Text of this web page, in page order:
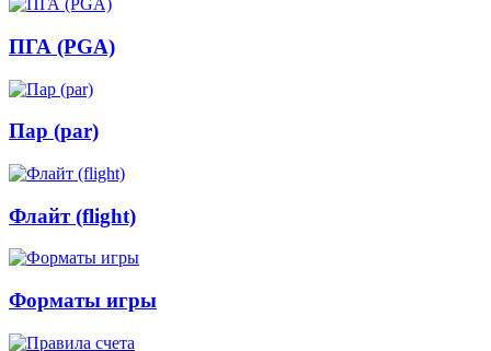
ПГА (PGA)
Пар (par)
Флайт (flight)
Форматы игры